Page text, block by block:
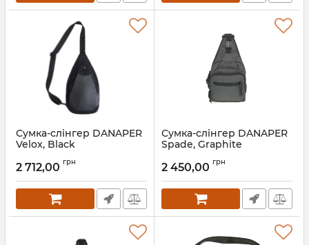
Сумка-слінгер DANAPER
Velox, Black
2 712,00 грн
Сумка-слінгер DANAPER
Spade, Graphite
2 450,00 грн